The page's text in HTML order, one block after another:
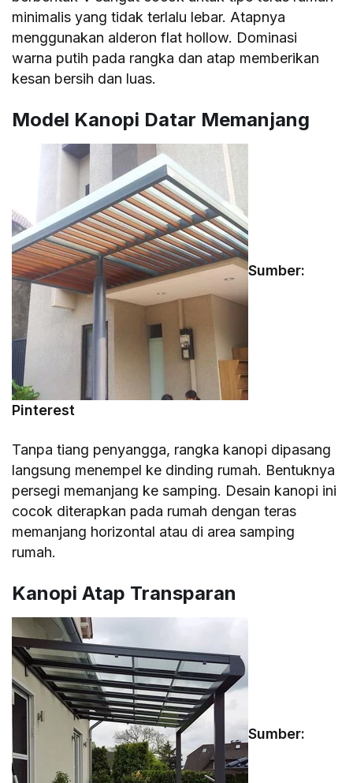
minimalis yang tidak terlalu lebar. Atapnya
menggunakan alderon flat hollow. Dominasi
warna putih pada rangka dan atap memberikan
kesan bersih dan luas.
Model Kanopi Datar Memanjang
Sumber:
Pinterest
Tanpa tiang penyangga, rangka kanopi dipasang
langsung menempel ke dinding rumah. Bentuknya
persegi memanjang ke samping. Desain kanopi ini
cocok diterapkan pada rumah dengan teras
memanjang horizontal atau di area samping
rumah.
Kanopi Atap Transparan
Sumber: